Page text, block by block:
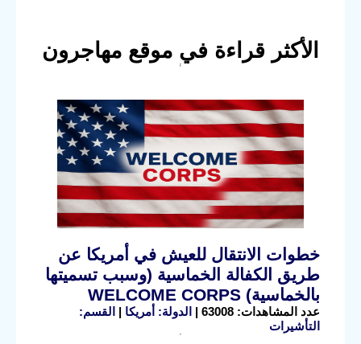
الأكثر قراءة في موقع مهاجرون
خطوات الانتقال للعيش في أمريكا عن
طريق الكفالة الخماسية (وسبب تسميتها
بالخماسية) WELCOME CORPS
عدد المشاهدات: 63008 | الدولة: أمريكا | القسم:
التأشيرات